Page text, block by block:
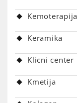
Kemoterapija
Keramika
Klicni center
Kmetija